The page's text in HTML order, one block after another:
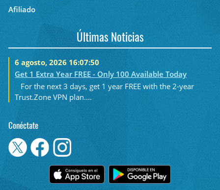
Afiliado
Últimas Noticias
6 agosto, 2026 16:07:50
Get 1 Extra Year FREE - Only 100 Available Today
For the next 3 days, get 1 year FREE with the 2-year
Trust.Zone VPN plan....
Conéctate